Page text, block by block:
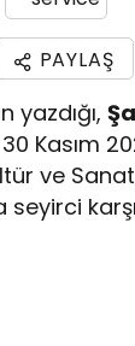
PAYLAŞ
yazdığı,
30 Kasım
ve
seyirci